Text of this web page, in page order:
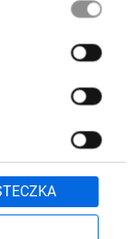
600